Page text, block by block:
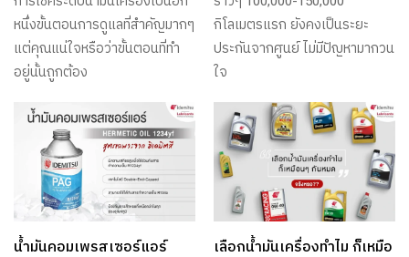
หนึ่งขั้นตอนการดูแลที่สำคัญมากๆ
แต่คุณแน่ใจหรือว่าขั้นตอนที่ทำ
อยู่นั้นถูกต้อง
กิโลเมตรแรก ยังคงเป็นระยะ
ประกันจากศูนย์ ไม่มีปัญหามากวน
ใจ
น้ำมันคอมเพรสเซอร์แอร์
เลือกน้ำมันเครื่องทำไม ก็เหมือ